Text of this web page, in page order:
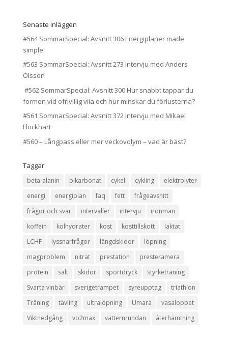
Senaste inläggen
#564 SommarSpecial: Avsnitt 306 Energiplaner made
simple
#563 SommarSpecial: Avsnitt 273 Intervju med Anders
Olsson
#562 SommarSpecial: Avsnitt 300 Hur snabbt tappar du
formen vid ofrivillig vila och hur minskar du förlusterna?
#561 SommarSpecial: Avsnitt 372 Intervju med Mikael
Flockhart
#560 – Långpass eller mer veckovolym – vad är bäst?
Taggar
beta-alanin bikarbonat cykel cykling
elektrolyter
energi
energiplan faq fett
frågeavsnitt
frågor och svar
intervaller intervju
ironman
koffein
kolhydrater kost kosttillskott
laktat
LCHF
lyssnarfrågor längdskidor
löpning
magproblem
nitrat prestation
presteramera
protein
salt skidor sportdryck
styrketräning
Svarta vinbär
sverigetrampet syreupptag
triathlon
Träning
tävling ultralöpning Umara
vasaloppet
Viktnedgång
vo2max vätternrundan återhämtning